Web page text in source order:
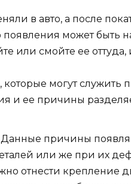
в авто, а после
может быть
или смойте ее
которые могут служить
и ее причины
причины
или же при их
отнести крепление